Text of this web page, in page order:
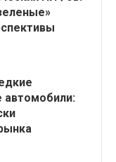
автомобили: